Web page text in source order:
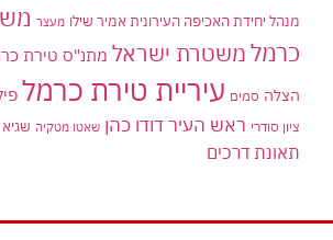
מנהל יחידת האכיפה העירונית אמיר שילו מעצר
כרמלמשטרת ישראל מתנ"ס טירת
הצלה סמים עיריית טירת כרמל
ציון סודרי ראש העיר דודו כהן שאטו מטקיה
תאונת דרכים